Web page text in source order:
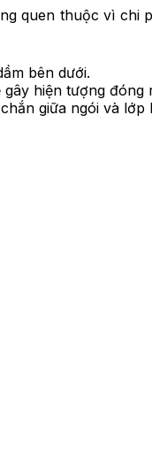
quen thuộc vì chi
bên dưới.
hiện tượng đóng
giữa ngói và lớp